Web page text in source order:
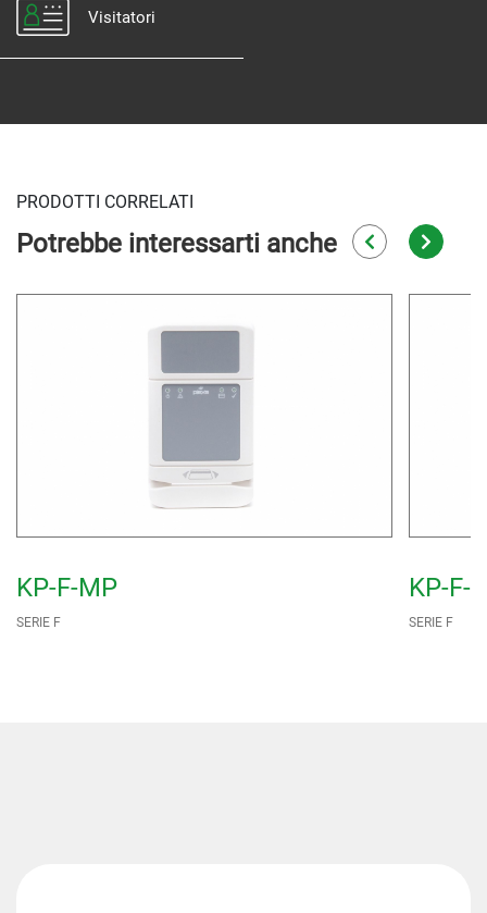
Visitatori
PRODOTTI CORRELATI
Potrebbe interessarti anche
KP-F-MP
SERIE F
KP-F-
SERIE F